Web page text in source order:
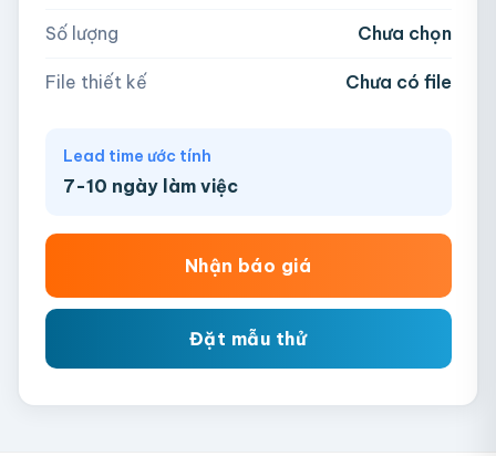
Số lượng Chưa chọn
File thiết kế Chưa có file
Lead time ước tính
7-10 ngày làm việc
Nhận báo giá
Đặt mẫu thử